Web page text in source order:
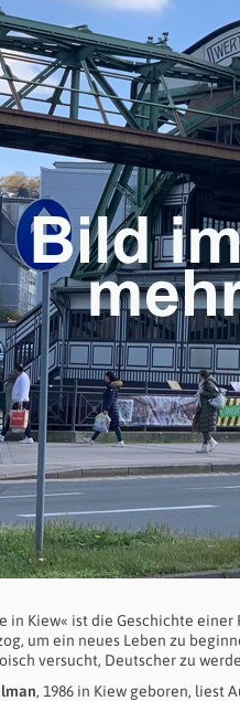
in Kiew« ist die Geschichte
um ein neues Leben zu
versucht, Deutscher zu
, 1986 in Kiew geboren, liest